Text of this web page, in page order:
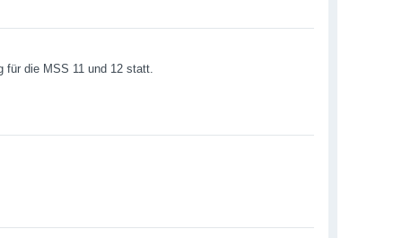
für die MSS 11 und 12 statt.